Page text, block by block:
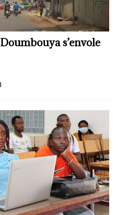
s’envole